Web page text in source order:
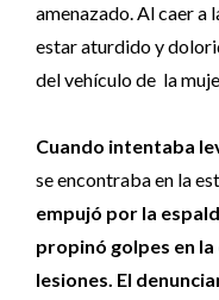
amenazado. Al caer a
estar aturdido y
del vehículo de la
Cuando intentaba
se encontraba en la
empujó por la
propinó golpes en
lesiones. El